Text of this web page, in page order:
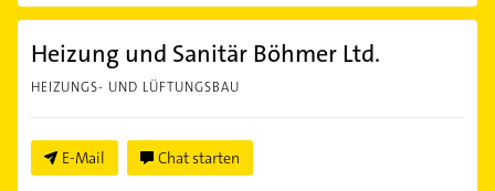
Heizung und Sanitär Böhmer Ltd.
HEIZUNGS- UND LÜFTUNGSBAU
E-Mail Chat starten